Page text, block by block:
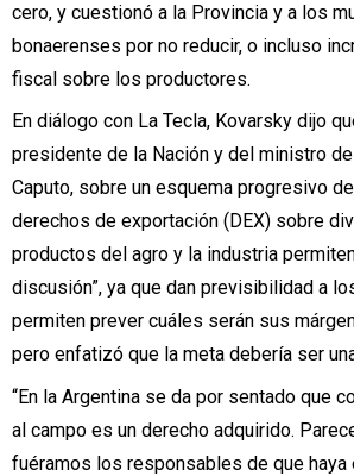
cero, y cuestionó a la Provincia y a los
bonaerenses por no reducir, o incluso
fiscal sobre los productores.
En diálogo con La Tecla, Kovarsky dijo
presidente de la Nación y del ministro
Caputo, sobre un esquema progresivo
derechos de exportación (DEX) sobre
productos del agro y la industria
discusión”, ya que dan previsibilidad a
permiten prever cuáles serán sus
pero enfatizó que la meta debería ser
“En la Argentina se da por sentado que
al campo es un derecho adquirido.
fuéramos los responsables de que haya